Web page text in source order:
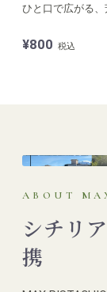
ひと口で広がる、
¥800 税込
ABOUT
シチリ
携